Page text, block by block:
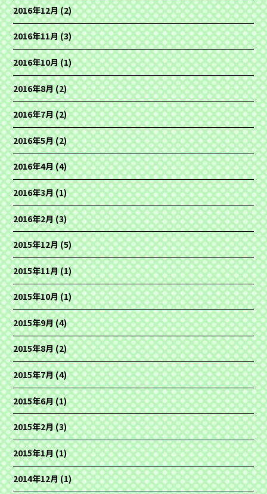
2016年12月(2)
2016年11月(3)
2016年10月(1)
2016年8月(2)
2016年7月(2)
2016年5月(2)
2016年4月(4)
2016年3月(1)
2016年2月(3)
2015年12月(5)
2015年11月(1)
2015年10月(1)
2015年9月(4)
2015年8月(2)
2015年7月(4)
2015年6月(1)
2015年2月(3)
2015年1月(1)
2014年12月(1)